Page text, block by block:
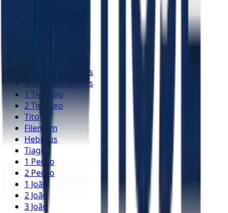
1 Tessalonicenses
2 Tessalonicenses
1 Timóteo
2 Timóteo
Tito
Filemom
Hebreus
Tiago
1 Pedro
2 Pedro
1 João
2 João
3 João